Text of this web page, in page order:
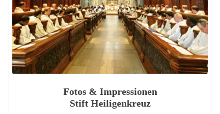
Fotos & Impressionen
Stift Heiligenkreuz